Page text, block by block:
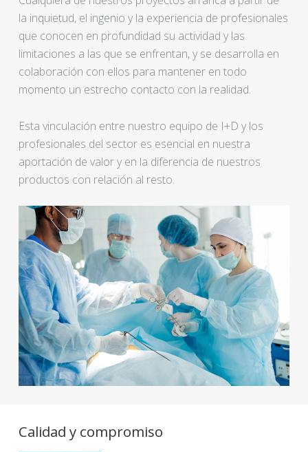
la inquietud, el ingenio y la experiencia de profesionales
que conocen en profundidad su actividad y las
limitaciones a las que se enfrentan, y se desarrolla en
colaboración con ellos para mantener en todo
momento un estrecho contacto con la realidad.
Esta vinculación entre nuestro equipo de I+D y los
profesionales del sector es esencial en nuestra
aportación de valor y en la diferencia de nuestros
productos con relación al resto.
Calidad y compromiso